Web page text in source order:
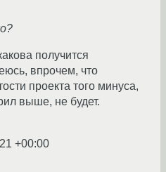
получится
впрочем, что
проекта того минуса,
выше, не будет.
+00:00